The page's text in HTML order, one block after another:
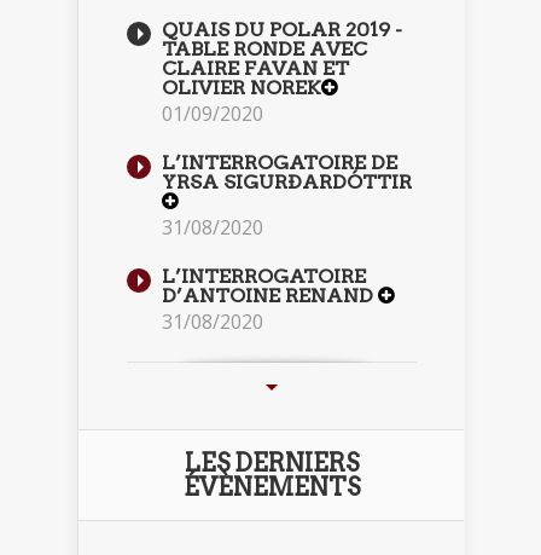
QUAIS DU POLAR 2019 -
TABLE RONDE AVEC
CLAIRE FAVAN ET
OLIVIER NOREK
01/09/2020
L’INTERROGATOIRE DE
YRSA SIGURÐARDÓTTIR
31/08/2020
L’INTERROGATOIRE
D’ANTOINE RENAND
31/08/2020
LES DERNIERS
ÉVÈNEMENTS